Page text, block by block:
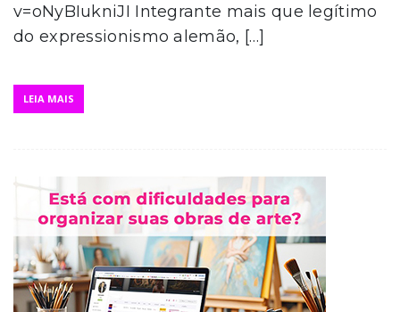
v=oNyBIukniJI Integrante mais que legítimo
do expressionismo alemão, […]
LEIA MAIS